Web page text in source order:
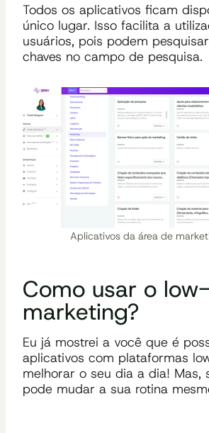
Todos os aplicativos ficam
único lugar. Isso facilita a
usuários, pois podem
chaves no campo de pesquisa.
Aplicativos da área de
Como usar o
marketing?
Eu já mostrei a você que é
aplicativos com plataformas
melhorar o seu dia a dia! Mas,
pode mudar a sua rotina